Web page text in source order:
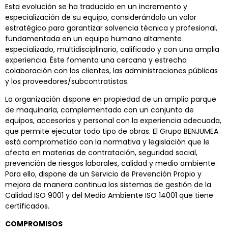
Esta evolución se ha traducido en un incremento y
especialización de su equipo, considerándolo un valor
estratégico para garantizar solvencia técnica y profesional,
fundamentada en un equipo humano altamente
especializado, multidisciplinario, calificado y con una amplia
experiencia. Éste fomenta una cercana y estrecha
colaboración con los clientes, las administraciones públicas
y los proveedores/subcontratistas.
La organización dispone en propiedad de un amplio parque
de maquinaria, complementado con un conjunto de
equipos, accesorios y personal con la experiencia adecuada,
que permite ejecutar todo tipo de obras. El Grupo BENJUMEA
está comprometido con la normativa y legislación que le
afecta en materias de contratación, seguridad social,
prevención de riesgos laborales, calidad y medio ambiente.
Para ello, dispone de un Servicio de Prevención Propio y
mejora de manera continua los sistemas de gestión de la
Calidad ISO 9001 y del Medio Ambiente ISO 14001 que tiene
certificados.
COMPROMISOS